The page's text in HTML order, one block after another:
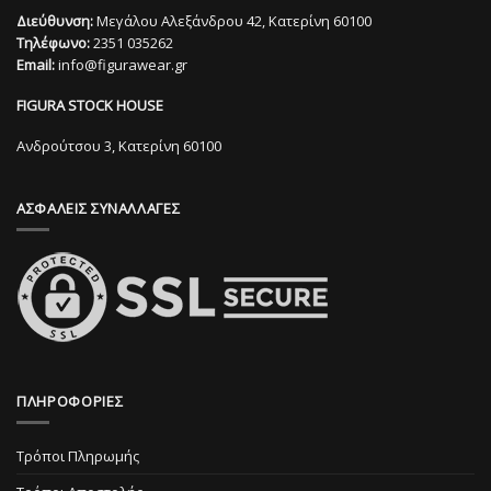
παραλλαγές.
Οι
επιλογές
μπορούν
επιλεγούν
του
Οι
Διεύθυνση:Μεγάλου Αλεξάνδρου 42, Κατερίνη 60100
Τηλέφωνο:2351 035262
Email:info@figurawear.gr
FIGURA STOCK HOUSE
Ανδρούτσου 3, Κατερίνη 60100
ΑΣΦΑΛΕΙΣ ΣΥΝΑΛΛΑΓΕΣ
ΠΛΗΡΟΦΟΡΙΕΣ
Τρόποι Πληρωμής